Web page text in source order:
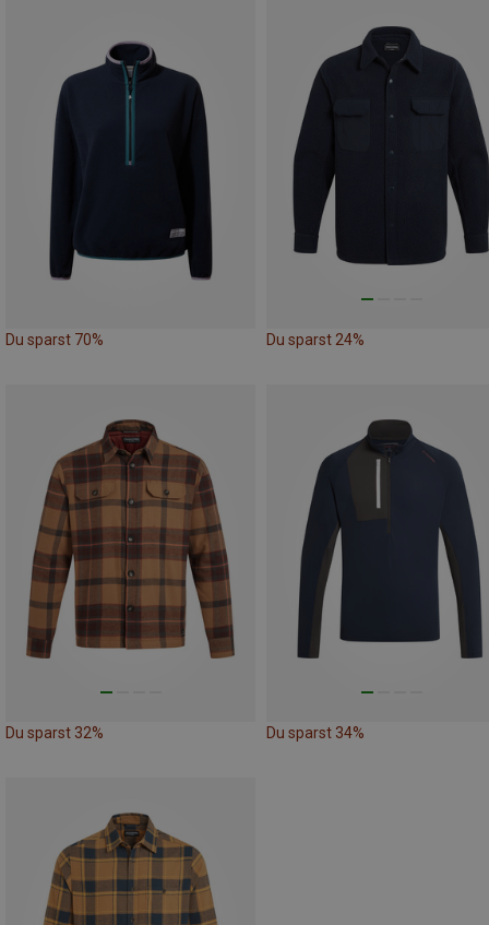
Du sparst 70% Du sparst 24%
Du sparst 32% Du sparst 34%